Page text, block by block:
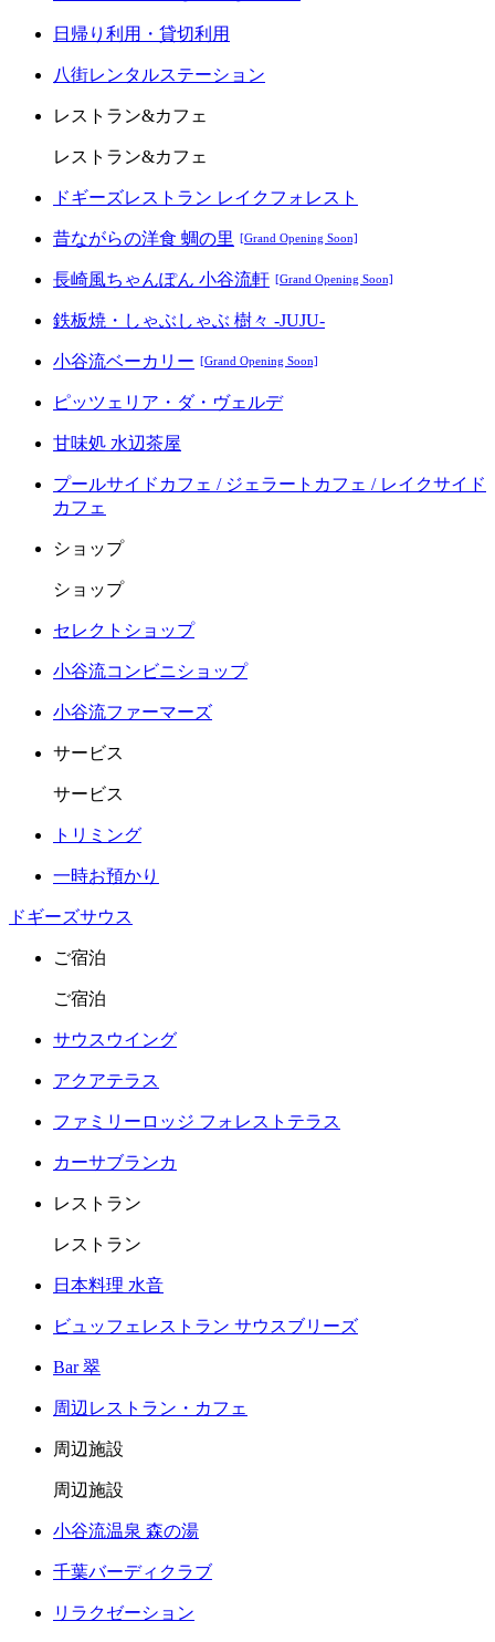
日帰り利用・貸切利用
八街レンタルステーション
レストラン&カフェ
レストラン&カフェ
ドギーズレストラン レイクフォレスト
昔ながらの洋食 蜩の里 [Grand Opening Soon]
長崎風ちゃんぽん 小谷流軒 [Grand Opening Soon]
鉄板焼・しゃぶしゃぶ 樹々 -JUJU-
小谷流ベーカリー [Grand Opening Soon]
ピッツェリア・ダ・ヴェルデ
甘味処 水辺茶屋
プールサイドカフェ / ジェラートカフェ / レイクサイド
カフェ
ショップ
ショップ
セレクトショップ
小谷流コンビニショップ
小谷流ファーマーズ
サービス
サービス
トリミング
一時お預かり
ドギーズサウス
ご宿泊
ご宿泊
サウスウイング
アクアテラス
ファミリーロッジ フォレストテラス
カーサブランカ
レストラン
レストラン
日本料理 水音
ビュッフェレストラン サウスブリーズ
Bar 翠
周辺レストラン・カフェ
周辺施設
周辺施設
小谷流温泉 森の湯
千葉バーディクラブ
リラクゼーション